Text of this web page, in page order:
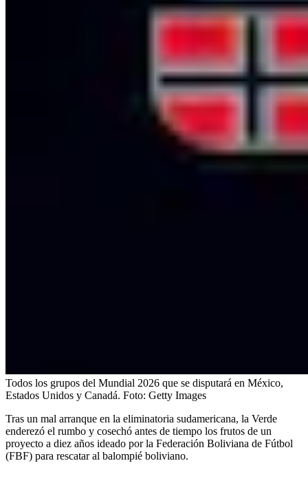
Todos los grupos del Mundial 2026 que se disputará en México,
Estados Unidos y Canadá. Foto: Getty Images
Tras un mal arranque en la eliminatoria sudamericana, la Verde
enderezó el rumbo y cosechó antes de tiempo los frutos de un
proyecto a diez años ideado por la Federación Boliviana de Fútbol
(FBF) para rescatar al balompié boliviano.